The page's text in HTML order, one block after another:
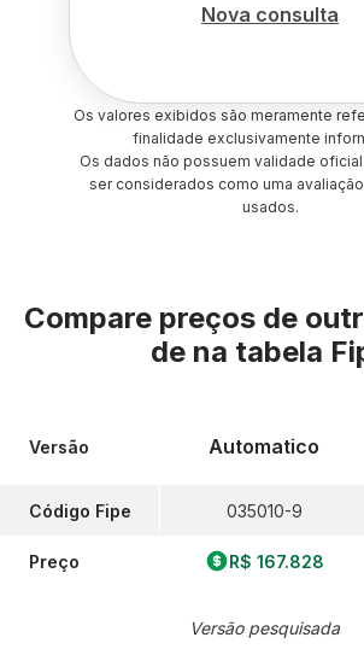
Nova consulta
Os valores exibidos são meramente
finalidade exclusivamente
Os dados não possuem validade
ser considerados como uma
usados.
Compare preços de
de na tabela
Versão
Código Fipe
Preço
Automatico
035010-9
R$ 167.828
Versão pesquisada